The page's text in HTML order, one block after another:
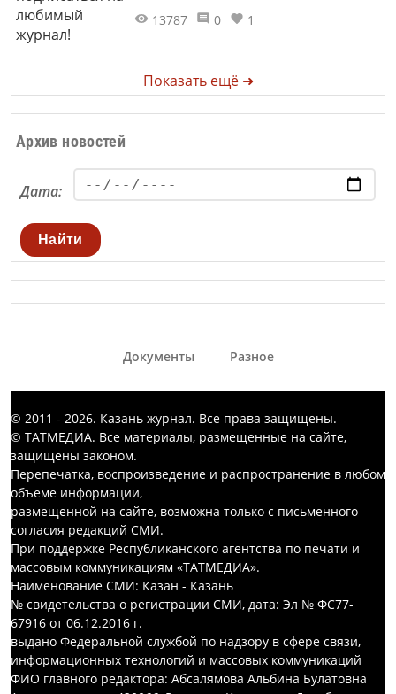
13787
0 1
Показать ещё ➜
Архив новостей
Дата:
Найти
Документы Разное
© 2011 - 2026. Казань журнал. Все права защищены.
© ТАТМЕДИА. Все материалы, размещенные на сайте,
защищены законом.
Перепечатка, воспроизведение и распространение в любом
объеме информации,
размещенной на сайте, возможна только с письменного
согласия редакций СМИ.
При поддержке Республиканского агентства по печати и
массовым коммуникациям «ТАТМЕДИА».
Наименование СМИ: Казан - Казань
№ свидетельства о регистрации СМИ, дата: Эл № ФС77-
67916 от 06.12.2016 г.
выдано Федеральной службой по надзору в сфере связи,
информационных технологий и массовых коммуникаций
ФИО главного редактора: Абсалямова Альбина Булатовна